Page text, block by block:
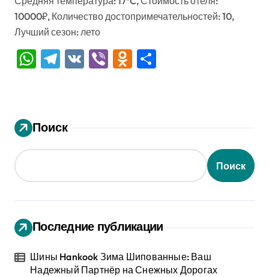
10000₽, Количество достопримечательностей: 10,
Лучший сезон: лето
WhatsApp
Telegram
VK ViberOdnoklassniki
Поиск
Поиск
Последние публикации
Шины Hankook Зима Шипованные: Ваш
Надежный Партнёр на Снежных Дорогах